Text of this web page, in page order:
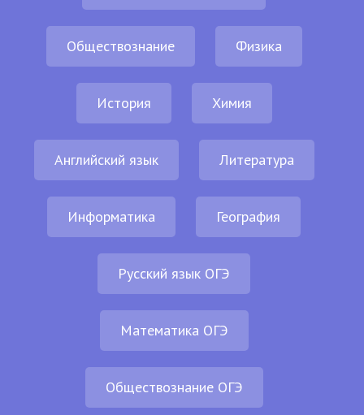
Обществознание Физика
История Химия
Английский язык Литература
Информатика География
Русский язык ОГЭ
Математика ОГЭ
Обществознание ОГЭ